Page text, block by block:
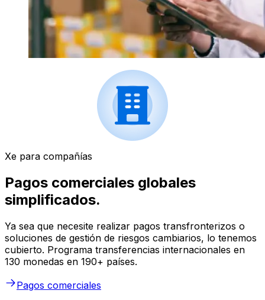
Xe para compañías
Pagos comerciales globales
simplificados.
Ya sea que necesite realizar pagos transfronterizos o
soluciones de gestión de riesgos cambiarios, lo tenemos
cubierto. Programa transferencias internacionales en
130 monedas en 190+ países.
Pagos comerciales